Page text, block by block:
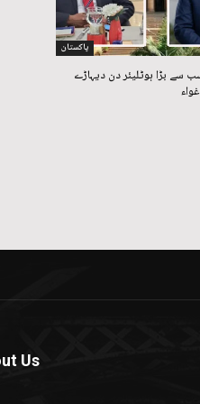
پاکستان
سے بڑا ہوٹلیئر دن دیہاڑے
Us